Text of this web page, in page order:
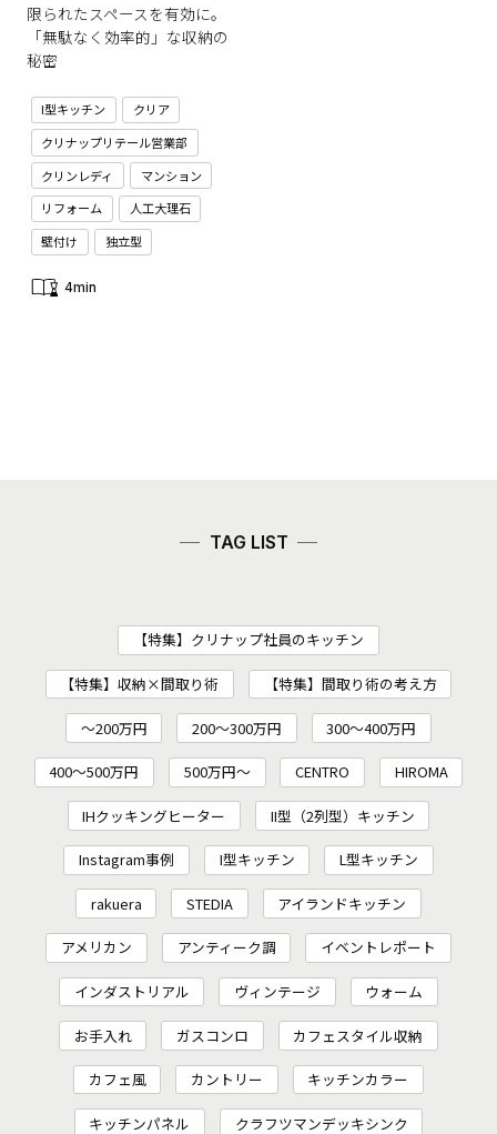
限られたスペースを有効に。
「無駄なく効率的」な収納の
秘密
I型キッチン
クリア
クリナップリテール営業部
クリンレディ
マンション
リフォーム
人工大理石
壁付け
独立型
4min
TAG LIST
【特集】クリナップ社員のキッチン
【特集】収納×間取り術 【特集】間取り術の考え方
～200万円 200〜300万円 300～400万円
400～500万円 500万円～ CENTRO HIROMA
IHクッキングヒーター II型（2列型）キッチン
Instagram事例 I型キッチン L型キッチン
rakuera STEDIA アイランドキッチン
アメリカン アンティーク調 イベントレポート
インダストリアル ヴィンテージ ウォーム
お手入れ ガスコンロ カフェスタイル収納
カフェ風 カントリー キッチンカラー
キッチンパネル クラフツマンデッキシンク